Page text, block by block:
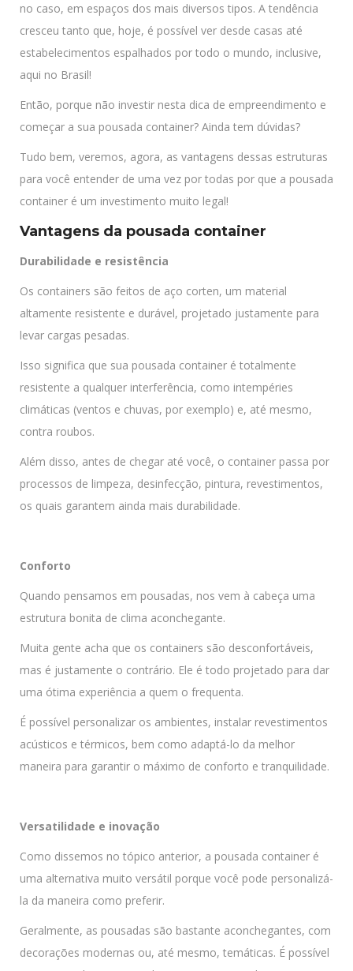
no caso, em espaços dos mais diversos tipos. A tendência
cresceu tanto que, hoje, é possível ver desde casas até
estabelecimentos espalhados por todo o mundo, inclusive,
aqui no Brasil!
Então, porque não investir nesta dica de empreendimento e
começar a sua pousada container? Ainda tem dúvidas?
Tudo bem, veremos, agora, as vantagens dessas estruturas
para você entender de uma vez por todas por que a pousada
container é um investimento muito legal!
Vantagens da pousada container
Durabilidade e resistência
Os containers são feitos de aço corten, um material
altamente resistente e durável, projetado justamente para
levar cargas pesadas.
Isso significa que sua pousada container é totalmente
resistente a qualquer interferência, como intempéries
climáticas (ventos e chuvas, por exemplo) e, até mesmo,
contra roubos.
Além disso, antes de chegar até você, o container passa por
processos de limpeza, desinfecção, pintura, revestimentos,
os quais garantem ainda mais durabilidade.
Conforto
Quando pensamos em pousadas, nos vem à cabeça uma
estrutura bonita de clima aconchegante.
Muita gente acha que os containers são desconfortáveis,
mas é justamente o contrário. Ele é todo projetado para dar
uma ótima experiência a quem o frequenta.
É possível personalizar os ambientes, instalar revestimentos
acústicos e térmicos, bem como adaptá-lo da melhor
maneira para garantir o máximo de conforto e tranquilidade.
Versatilidade e inovação
Como dissemos no tópico anterior, a pousada container é
uma alternativa muito versátil porque você pode personalizá-
la da maneira como preferir.
Geralmente, as pousadas são bastante aconchegantes, com
decorações modernas ou, até mesmo, temáticas. É possível